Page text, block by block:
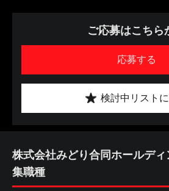
ご応募はこちら
応募する
検討中リスト
株式会社みどり合同ホールデ
集職種